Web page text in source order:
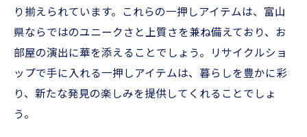
り揃えられています。これらの一押しアイテムは、富山
県ならではのユニークさと上質さを兼ね備えており、お
部屋の演出に華を添えることでしょう。リサイクルショ
ップで手に入れる一押しアイテムは、暮らしを豊かに彩
り、新たな発見の楽しみを提供してくれることでしょ
う。